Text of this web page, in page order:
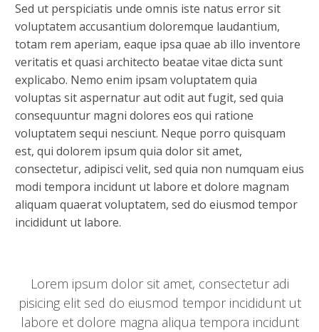
Sed ut perspiciatis unde omnis iste natus error sit
voluptatem accusantium doloremque laudantium,
totam rem aperiam, eaque ipsa quae ab illo inventore
veritatis et quasi architecto beatae vitae dicta sunt
explicabo. Nemo enim ipsam voluptatem quia
voluptas sit aspernatur aut odit aut fugit, sed quia
consequuntur magni dolores eos qui ratione
voluptatem sequi nesciunt. Neque porro quisquam
est, qui dolorem ipsum quia dolor sit amet,
consectetur, adipisci velit, sed quia non numquam eius
modi tempora incidunt ut labore et dolore magnam
aliquam quaerat voluptatem, sed do eiusmod tempor
incididunt ut labore.
Lorem ipsum dolor sit amet, consectetur adi
pisicing elit sed do eiusmod tempor incididunt ut
labore et dolore magna aliqua tempora incidunt